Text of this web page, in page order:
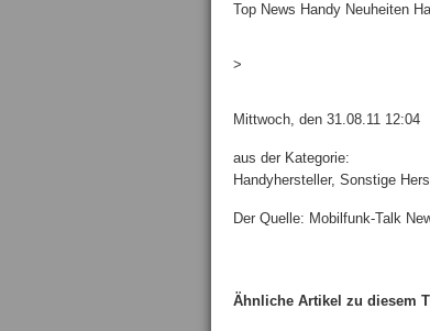
Top News Handy Neuheiten
>
Mittwoch, den 31.08.11 12:04
aus der Kategorie:
Handyhersteller, Sonstige
Der Quelle: Mobilfunk-Talk
Ähnliche Artikel zu diesem